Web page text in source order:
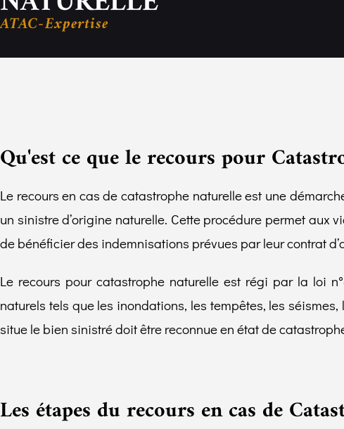
ATAC-Expertise
Qu'est ce que le recours pour
Le recours en cas de catastrophe naturelle est une
un sinistre d’origine naturelle. Cette procédure permet aux
de bénéficier des indemnisations prévues par leur contrat
Le recours pour catastrophe naturelle est régi par la loi
naturels tels que les inondations, les tempêtes, les
situe le bien sinistré doit être reconnue en état de
Les étapes du recours en cas de